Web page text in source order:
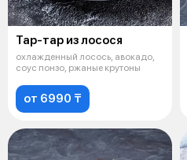
Тар-тар из лосося
охлажденный лосось, авокадо,
соус понзо, ржаные крутоны
от 6990 ₸